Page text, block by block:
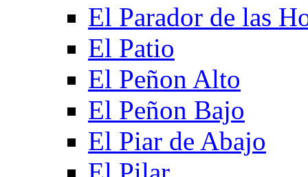
El Parador de las
El Patio
El Peñon Alto
El Peñon Bajo
El Piar de Abajo